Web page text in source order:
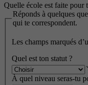
Quelle école est faite pour
Réponds à quelques
qui te correspondent.
Les champs marqués
Quel est ton statut ?
À quel niveau seras-tu